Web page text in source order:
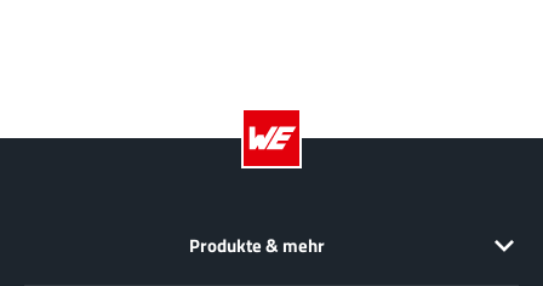
Produkte & mehr